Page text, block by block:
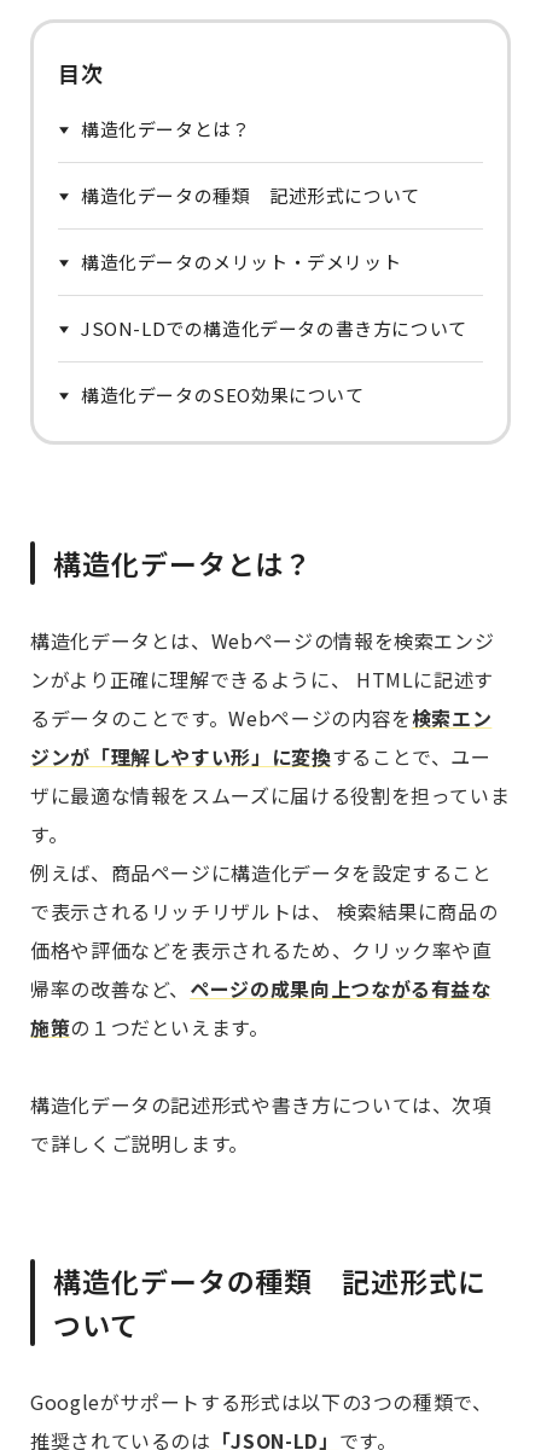
目次
構造化データとは？
構造化データの種類 記述形式について
構造化データのメリット・デメリット
JSON-LDでの構造化データの書き方について
構造化データのSEO効果について
構造化データとは？
構造化データとは、Webページの情報を検索エンジ
ンがより正確に理解できるように、 HTMLに記述す
るデータのことです。Webページの内容を検索エン
ジンが「理解しやすい形」に変換することで、ユー
ザに最適な情報をスムーズに届ける役割を担っていま
す。
例えば、商品ページに構造化データを設定すること
で表示されるリッチリザルトは、 検索結果に商品の
価格や評価などを表示されるため、クリック率や直
帰率の改善など、 ページの成果向上つながる有益な
施策の１つだといえます。
構造化データの記述形式や書き方については、次項
で詳しくご説明します。
構造化データの種類 記述形式に
ついて
Googleがサポートする形式は以下の3つの種類で、
推奨されているのは 「JSON-LD」 です。